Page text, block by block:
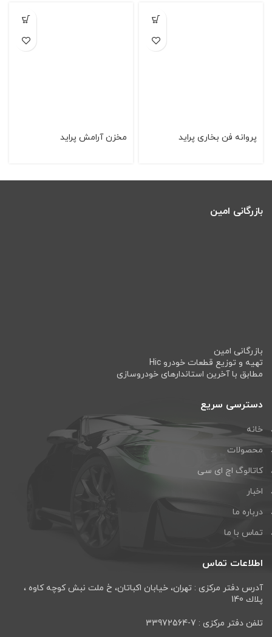
پروانه فن بخاری پراید مخزن آرامش پرايد
بازرگانی امین
بازرگانی امین
تهیه و توزیع قطعات خودرو Hic
مطابق با آخرین استاندارهای خودروسازی
دسترسی سریع
خانه
محصولات
کاتالوگ اچ ای سی
اخبار
درباره ما
تماس با ما
اطلاعات تماس
آدرس دفتر مرکزی : تهران، خيابان اكباتان، خ ملت نبش كوچه كاوه ،
پلاك 140
تلفن دفتر مرکزی : 7-33972564